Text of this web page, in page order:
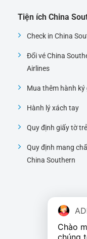
Tiện ích China
Check in China
Đổi vé China
Airlines
Mua thêm hành ký
Hành lý xách tay
Quy định giấy tờ
Quy định mang
China Southern
Chào
chúng